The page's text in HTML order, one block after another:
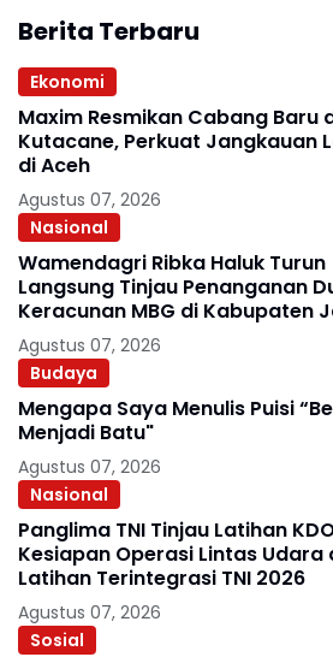
Berita Terbaru
Ekonomi
Maxim Resmikan Cabang Baru
Kutacane, Perkuat Jangkauan
di Aceh
Agustus 07, 2026
Nasional
Wamendagri Ribka Haluk Turun
Langsung Tinjau Penanganan
Keracunan MBG di Kabupaten
Agustus 07, 2026
Budaya
Mengapa Saya Menulis Puisi “Belajar
Menjadi Batu"
Agustus 07, 2026
Nasional
Panglima TNI Tinjau Latihan
Kesiapan Operasi Lintas Udara
Latihan Terintegrasi TNI 2026
Agustus 07, 2026
Sosial